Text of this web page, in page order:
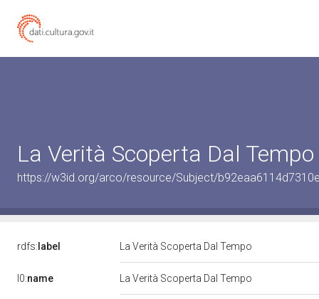
La Verità Scoperta Dal Tempo
https://w3id.org/arco/resource/Subject/
rdfs: label La Verità Scoperta Dal Tempo
l0:name La Verità Scoperta Dal Tempo